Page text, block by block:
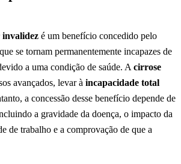
invalidez é um benefício concedido pelo
se tornam permanentemente incapazes de
a uma condição de saúde. A cirrose
avançados, levar à incapacidade total
a concessão desse benefício depende de
a gravidade da doença, o impacto da
de trabalho e a comprovação de que a